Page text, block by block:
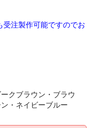
注製作可能ですのでお
クブラウン・ブラウ
・ネイビーブルー